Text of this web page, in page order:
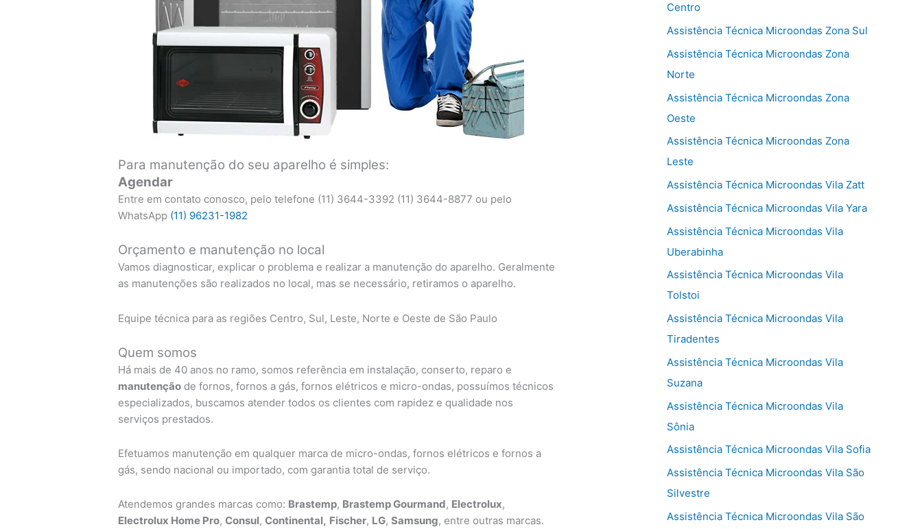
Para manutenção do seu aparelho é simples:
Agendar
Entre em contato conosco, pelo telefone (11) 3644-3392 (11) 3644-8877 ou pelo
WhatsApp (11) 96231-1982
Orçamento e manutenção no local
Vamos diagnosticar, explicar o problema e realizar a manutenção do aparelho. Geralmente
as manutenções são realizados no local, mas se necessário, retiramos o aparelho.
Equipe técnica para as regiões Centro, Sul, Leste, Norte e Oeste de São Paulo
Quem somos
Há mais de 40 anos no ramo, somos referência em instalação, conserto, reparo e
manutenção de fornos, fornos a gás, fornos elétricos e micro-ondas, possuímos técnicos
especializados, buscamos atender todos os clientes com rapidez e qualidade nos
serviços prestados.
Efetuamos manutenção em qualquer marca de micro-ondas, fornos elétricos e fornos a
gás, sendo nacional ou importado, com garantia total de serviço.
Atendemos grandes marcas como: Brastemp, Brastemp Gourmand, Electrolux,
Electrolux Home Pro,Consul,Continental, Fischer, LG,Samsung, entre outras marcas.
Centro
Assistência Técnica Microondas Zona Sul
Assistência Técnica Microondas Zona
Norte
Assistência Técnica Microondas Zona
Oeste
Assistência Técnica Microondas Zona
Leste
Assistência Técnica Microondas Vila Zatt
Assistência Técnica Microondas Vila Yara
Assistência Técnica Microondas Vila
Uberabinha
Assistência Técnica Microondas Vila
Tolstoi
Assistência Técnica Microondas Vila
Tiradentes
Assistência Técnica Microondas Vila
Suzana
Assistência Técnica Microondas Vila
Sônia
Assistência Técnica Microondas Vila Sofia
Assistência Técnica Microondas Vila São
Silvestre
Assistência Técnica Microondas Vila São